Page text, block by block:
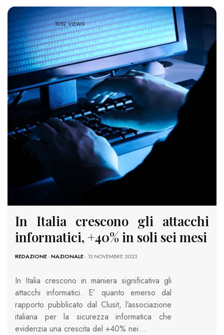
1052 VIEWS
In Italia crescono gli attacchi
informatici, +40% in soli sei mesi
REDAZIONE-NAZIONALE- 13 NOVEMBRE 2023
In Italia crescono in maniera significativa gli
attacchi informatici. E’ quanto emerso dal
rapporto pubblicato dal Clusit, l’associazione
italiana per la sicurezza informatica che
evidenzia una crescita del +40% nei…